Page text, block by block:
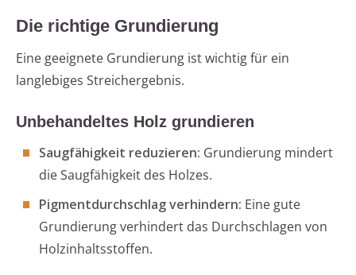
Die richtige Grundierung
Eine geeignete Grundierung ist wichtig für ein
langlebiges Streichergebnis.
Unbehandeltes Holz grundieren
Saugfähigkeit reduzieren: Grundierung mindert
die Saugfähigkeit des Holzes.
Pigmentdurchschlag verhindern: Eine gute
Grundierung verhindert das Durchschlagen von
Holzinhaltsstoffen.